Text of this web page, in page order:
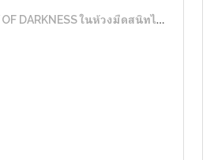
DARKNESS ในห้วงมืดสนิทไม่มิดแสง